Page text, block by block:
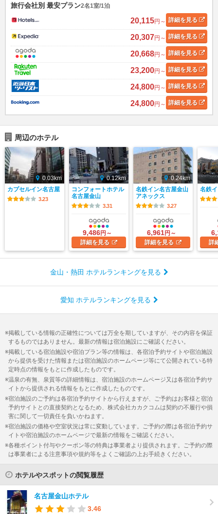
旅行会社別 最安プラン2名1室/1泊
20,115円～ 詳細を見る
20,307円～ 詳細を見る
20,668円～ 詳細を見る
23,200円～ 詳細を見る
24,800円～ 詳細を見る
24,800円～ 詳細を見る
周辺のホテル
0.03km
カプセルイン名古屋
3.23
0.12km
コンフォートホテル
名古屋金山
3.31
9,486円～
詳細を見る
0.24km
名鉄イン名古屋金山
アネックス
3.27
6,961円～
詳細を見る
名鉄
詳
金山・熱田 ホテルランキングを見る
愛知 ホテルランキングを見る
掲載している情報の正確性については万全を期していますが、その内容を保証
するものではありません。最新の情報は宿泊施設にご確認ください。
掲載している宿泊施設や宿泊プラン等の情報は、各宿泊予約サイトや宿泊施設
から提供を受けた情報または宿泊施設のホームページ等にて公開されている特
定時点の情報をもとに作成したものです。
温泉の有無、泉質等の詳細情報は、宿泊施設のホームページ又は各宿泊予約サ
イトから提供される情報をもとに作成したものです。
宿泊施設のご予約は各宿泊予約サイトから行えますが、ご予約はお客様と宿泊
予約サイトとの直接契約となるため、株式会社カカクコムは契約の不履行や損
害に関して一切責任を負いかねます。
宿泊施設の価格や空室状況は常に変動しています。ご予約の際は各宿泊予約サ
イトや宿泊施設のホームページで最新の情報をご確認ください。
各種ポイント付与やクーポン等の特典は事業者より提供されます。ご予約の際
は事業者による注意事項や規約等をよくご確認の上お手続きください。
ホテルやスポットの閲覧履歴
名古屋金山ホテル
3.46